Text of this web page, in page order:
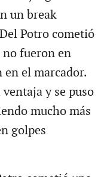
un break
Potro cometió
no fueron en
el marcador.
y se puso
mucho más
golpes